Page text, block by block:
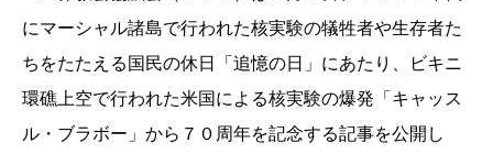
にマーシャル諸島で行われた核実験の犠牲者や生存者た
ちをたたえる国民の休日「追憶の日」にあたり
、ビキニ
環礁上空で行われた米国による核実験の爆発「キャッス
ル・ブラボー」から７０周年を記念する記事を公開し